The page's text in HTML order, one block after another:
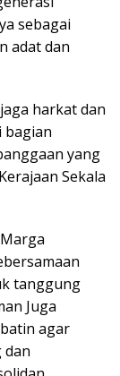
sebagai
adat dan
harkat dan
bagian
yang
Sekala
tanggung
Juga
agar
dan